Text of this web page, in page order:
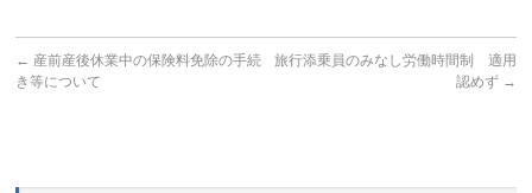
← 産前産後休業中の保険料免除の手続
き等について
旅行添乗員のみなし労働時間制 適用
認めず →